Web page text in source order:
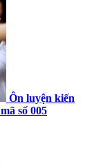
Ôn luyện kiến
số 005